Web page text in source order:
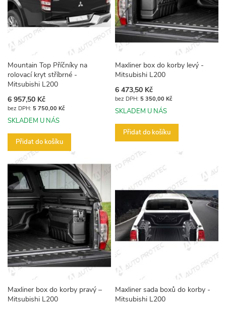
Mountain Top Příčníky na
rolovací kryt stříbrné -
Mitsubishi L200
6 957,50 Kč
5 750,00 Kč
SKLADEM U NÁS
Přidat do košíku
Maxliner box do korby levý -
Mitsubishi L200
6 473,50 Kč
5 350,00 Kč
SKLADEM U NÁS
Přidat do košíku
Maxliner box do korby pravý –
Mitsubishi L200
Maxliner sada boxů do korby -
Mitsubishi L200